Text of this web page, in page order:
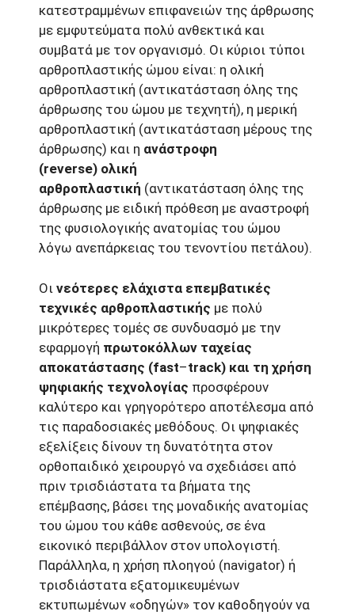
κατεστραμμένων επιφανειών της άρθρωσης
με εμφυτεύματα πολύ ανθεκτικά και
συμβατά με τον οργανισμό. Οι κύριοι τύποι
αρθροπλαστικής ώμου είναι: η ολική
αρθροπλαστική (αντικατάσταση όλης της
άρθρωσης του ώμου με τεχνητή), η μερική
αρθροπλαστική (αντικατάσταση μέρους της
άρθρωσης) και η ανάστροφη
(reverse) ολική
αρθροπλαστική (αντικατάσταση όλης της
άρθρωσης με ειδική πρόθεση με αναστροφή
της φυσιολογικής ανατομίας του ώμου
λόγω ανεπάρκειας του τενοντίου πετάλου).
Οι νεότερες ελάχιστα επεμβατικές
τεχνικές αρθροπλαστικής με πολύ
μικρότερες τομές σε συνδυασμό με την
εφαρμογή πρωτοκόλλων ταχείας
αποκατάστασης (fast–track) και τη χρήση
ψηφιακής τεχνολογίας προσφέρουν
καλύτερο και γρηγορότερο αποτέλεσμα από
τις παραδοσιακές μεθόδους. Οι ψηφιακές
εξελίξεις δίνουν τη δυνατότητα στον
ορθοπαιδικό χειρουργό να σχεδιάσει από
πριν τρισδιάστατα τα βήματα της
επέμβασης, βάσει της μοναδικής ανατομίας
του ώμου του κάθε ασθενούς, σε ένα
εικονικό περιβάλλον στον υπολογιστή.
Παράλληλα, η χρήση πλοηγού (navigator) ή
τρισδιάστατα εξατομικευμένων
εκτυπωμένων «οδηγών» τον καθοδηγούν να